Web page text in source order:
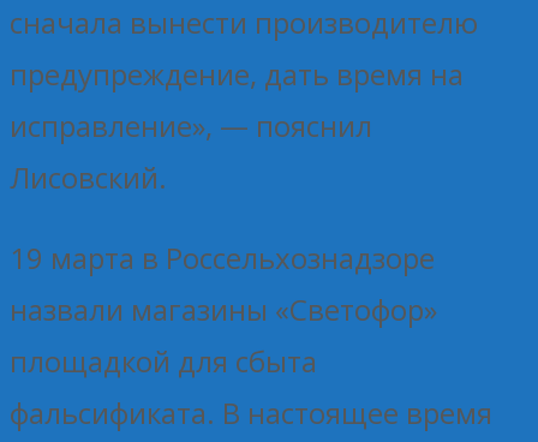
сначала вынести производителю
предупреждение, дать время на
исправление», — пояснил
Лисовский.
19 марта в Россельхознадзоре
назвали магазины «Светофор»
площадкой для сбыта
фальсификата. В настоящее время